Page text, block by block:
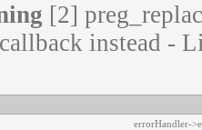
[2]
instead -
errorHandler-